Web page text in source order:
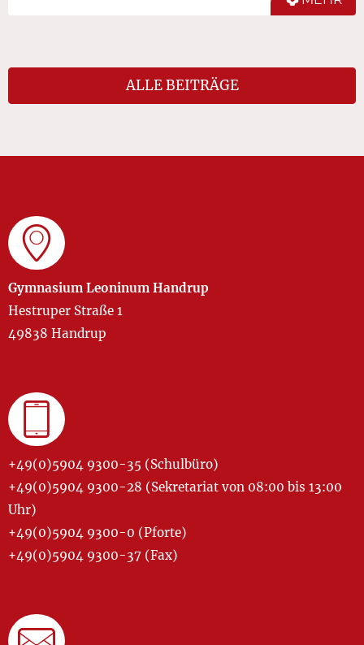
ALLE BEITRÄGE
Gymnasium Leoninum Handrup
Hestruper Straße 1
49838 Handrup
+49(0)5904 9300-35 (Schulbüro)
+49(0)5904 9300-28 (Sekretariat von 08:00 bis 13:00
Uhr)
+49(0)5904 9300-0 (Pforte)
+49(0)5904 9300-37 (Fax)